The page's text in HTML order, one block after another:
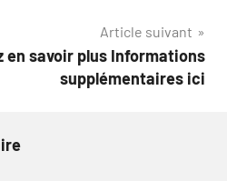
Article suivant
en savoir plus Informations
supplémentaires ici